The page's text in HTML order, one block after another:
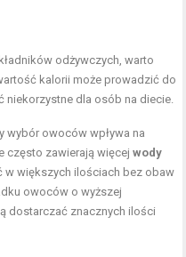
odżywczych, warto
kalorii może prowadzić do
niekorzystne dla osób na diecie.
wybór owoców wpływa na
często zawierają więcejwody
w większych ilościach bez obaw
owoców o wyższej
dostarczać znacznych ilości